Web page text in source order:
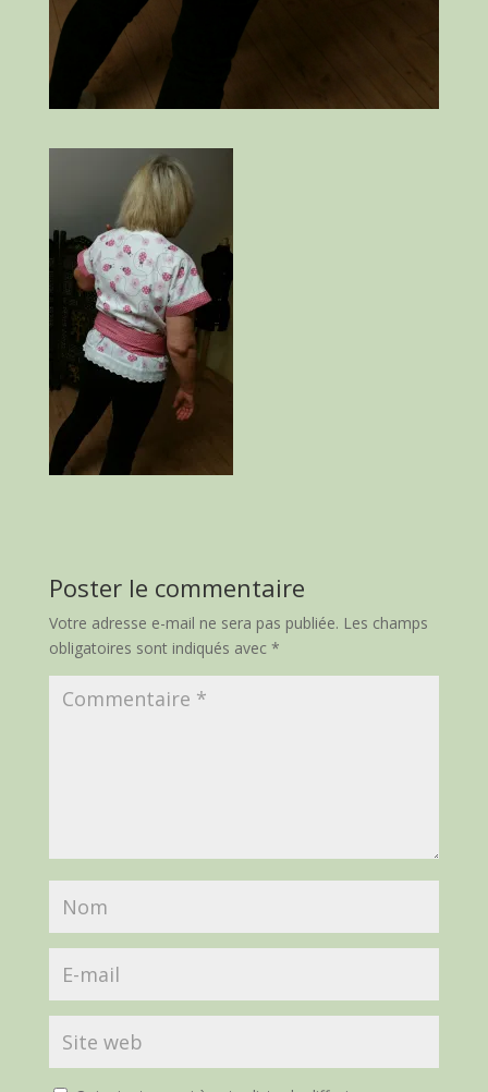
Poster le commentaire
Votre adresse e-mail ne sera pas publiée. Les champs
obligatoires sont indiqués avec *